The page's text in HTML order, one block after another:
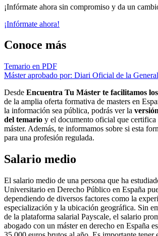
¡Infórmate ahora sin compromiso y da un
¡Infórmate ahora!
Conoce más
Temario en PDF
Máster aprobado por: Diari Oficial de la
Desde Encuentra Tu Máster te facilitamos
de la amplia oferta formativa de masters en
la información sea pública, podrás ver la
del temario y el documento oficial que
máster. Además, te informamos sobre si esta
para una profesión regulada.
Salario medio
El salario medio de una persona que ha
Universitario en Derecho Público en España
dependiendo de diversos factores como la
especialización y la ubicación geográfica. Sin
de la plataforma salarial Payscale, el salario
abogado con un máster en derecho en España